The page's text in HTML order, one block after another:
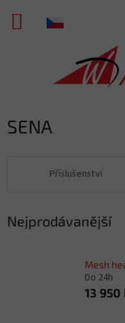
obsah
NÁKUPNÍ
SENA
Příslušenství
Nejprodávanější
Mesh
Do 24h
13 950